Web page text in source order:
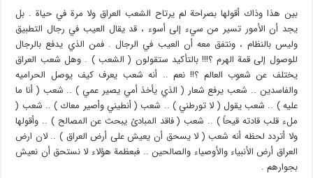
بين هذا وذاك أقولها بصراحة لم يرتاح الشعب العراق ولا مرة في حياة . بل
يجد أن الأمور تسير من سيء إلى أسوء ، قد يقال العيب في رجال التطبيق
وليس بالنظام ، ونتفق معه أن العيب في الرجال . فمن الذي يدفع بالرجال
للوصول إلى قمة الهرم ؟!!! بالتأكيد ستقولون ( الشعب ) . وهل شعب العراق
يختلف عن شعوب العالم ؟!! نعم .. أنه شعب يعرف كيف يوصل الحراميه
والفاسدين .. شعب يرفع شعار ( الذي يأخذ أمي يصير عمي ) .. شعب ( أنا ما
عليه ) .. شعب يقول ( لا تورطني ) .. شعب ( أنطيني وأصير معاك ) .. شعب (
ملء قلب قادته قيحاً ) .. شعب ( فاقد المبادئ يبحث عن المصالح ) .. وأقولها
ولا أتردد لحظه أنه شعب ( لا يسحق أن يعيش على أرض العراق ) .. لان ارض
العراق أرض الأنبياء والأوصياء والصالحين .. فبعظمة هؤلاء لا نستحق أن نعيش
بجوارهم .